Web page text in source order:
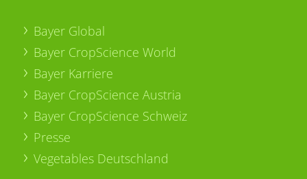
Bayer Global
Bayer CropScience World
Bayer Karriere
Bayer CropScience Austria
Bayer CropScience Schweiz
Presse
Vegetables Deutschland